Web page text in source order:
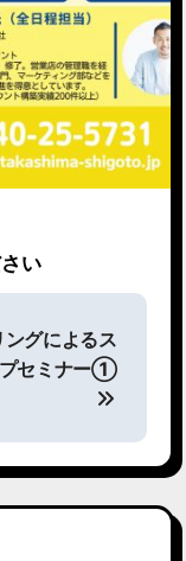
い
ングによるス
セミナー①